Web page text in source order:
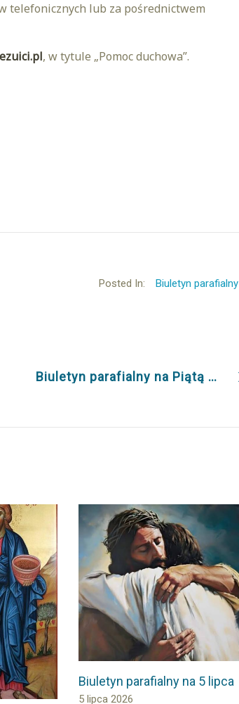
telefonicznych lub za pośrednictwem
, w tytule „Pomoc duchowa”.
Posted In: Biuletyn parafialny
Biuletyn parafialny na Piątą Niedzielę Wielkiego Postu 21.03.2021
Biuletyn parafialny na 5 lipca
5 lipca 2026